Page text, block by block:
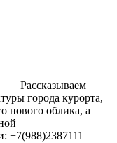
Рассказываем
города курорта,
нового облика, а
+7(988)2387111